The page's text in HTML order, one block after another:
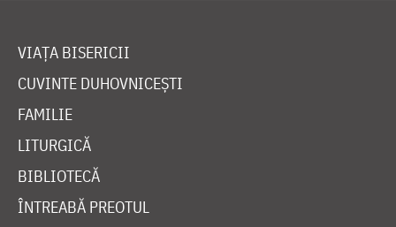
VIAȚA BISERICII
CUVINTE DUHOVNICEȘTI
FAMILIE
LITURGICĂ
BIBLIOTECĂ
ÎNTREABĂ PREOTUL